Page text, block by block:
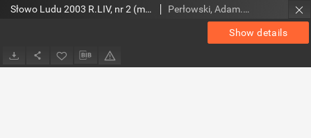
Show details
Słowo Ludu 2003 R.LIV, nr 2 (magazyn) Perłowski, Adam. Red.